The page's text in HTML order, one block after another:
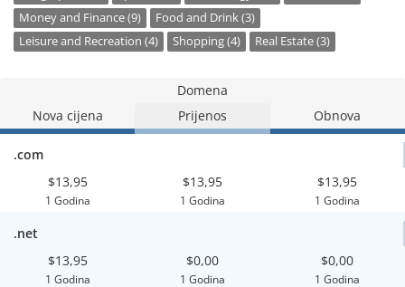
Money and Finance (9)
Food and Drink (3)
Leisure and Recreation (4)
Shopping (4) Real Estate (3)
Domena
Nova cijena
Prijenos Obnova
.com
$13,95
1 Godina
$13,95
1 Godina
$13,95
1 Godina
.net
$13,95
1 Godina
$0,00
1 Godina
$0,00
1 Godina